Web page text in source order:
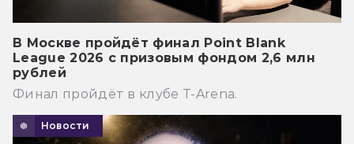
В Москве пройдёт финал Point Blank
League 2026 с призовым фондом 2,6 млн
рублей
Финал пройдёт в клубе T-Arena.
Новости